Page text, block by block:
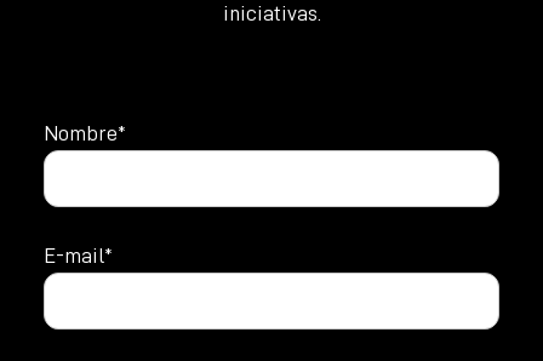
iniciativas.
Nombre*
E-mail*